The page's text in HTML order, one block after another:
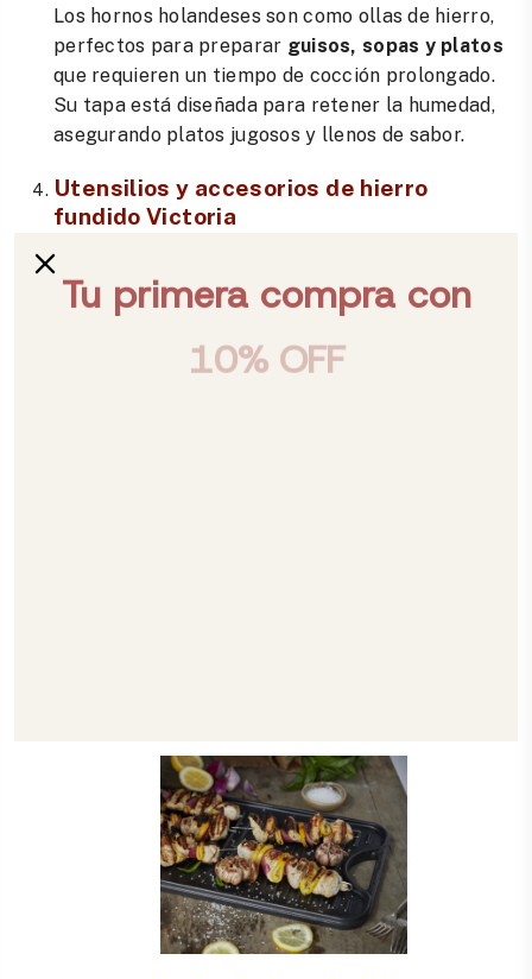
Los hornos holandeses son como ollas de hierro,
perfectos para preparar guisos, sopas y platos
que requieren un tiempo de cocción prolongado.
Su tapa está diseñada para retener la humedad,
asegurando platos jugosos y llenos de sabor.
Utensilios y accesorios de hierro
fundido Victoria